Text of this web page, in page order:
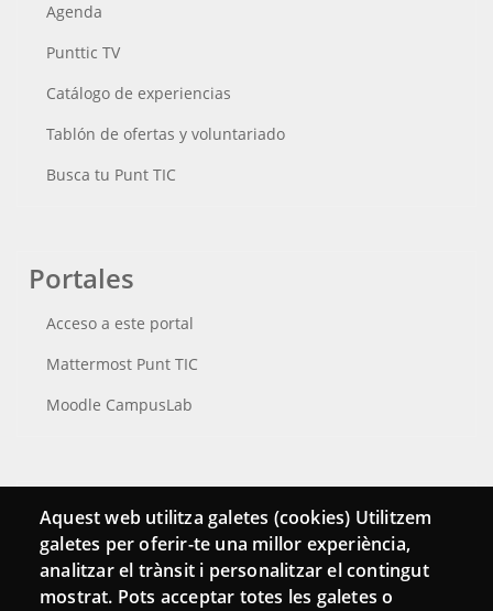
Agenda
Punttic TV
Catálogo de experiencias
Tablón de ofertas y voluntariado
Busca tu Punt TIC
Portales
Acceso a este portal
Mattermost Punt TIC
Moodle CampusLab
Conecta
Contacto
Hemeroteca
Aquest web utilitza galetes (cookies) Utilitzem
galetes per oferir-te una millor experiència,
analitzar el trànsit i personalitzar el contingut
mostrat. Pots acceptar totes les galetes o